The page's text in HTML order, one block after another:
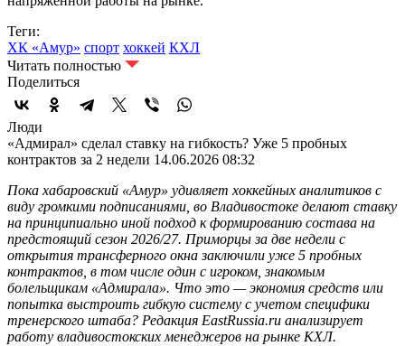
Теги:
ХК «Амур» спорт хоккей КХЛ
Читать полностью
Поделиться
Люди
«Адмирал» сделал ставку на гибкость? Уже 5 пробных
контрактов за 2 недели 14.06.2026 08:32
Пока хабаровский «Амур» удивляет хоккейных аналитиков с
виду громкими подписаниями, во Владивостоке делают ставку
на принципиально иной подход к формированию состава на
предстоящий сезон 2026/27. Приморцы за две недели с
открытия трансферного окна заключили уже 5 пробных
контрактов, в том числе один с игроком, знакомым
болельщикам «Адмирала». Что это — экономия средств или
попытка выстроить гибкую систему с учетом специфики
тренерского штаба? Редакция EastRussia.ru анализирует
работу владивостокских менеджеров на рынке КХЛ.